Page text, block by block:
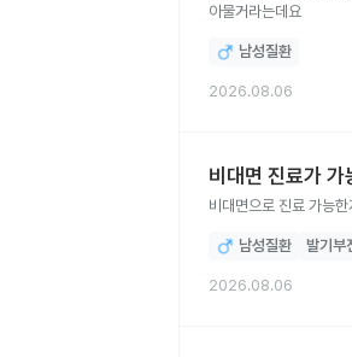
아물거라는데요
남성질환
2026.08.06
비대면 진료가 가
비대면으로 진료 가능
남성질환 발기부
2026.08.06